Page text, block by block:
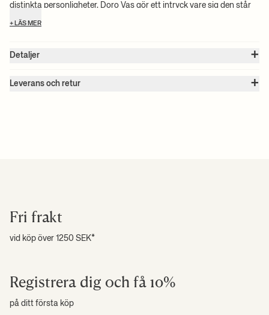
distinkta personligheter. Doro Vas gör ett intryck vare sig den står
funktionalitet med konstnärlig elegans.
+ LÄS MER
Detaljer +
Färg: Dark Brown
Leverans och retur +
Fri frakt
vid köp över 1250 SEK*
Registrera dig och få 10%
på ditt första köp